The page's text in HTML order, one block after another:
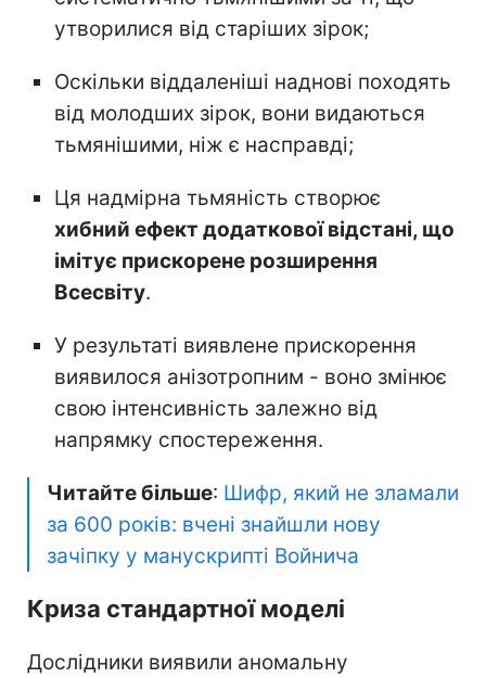
утворилися від старіших зірок;
Оскільки віддаленіші наднові походять
від молодших зірок, вони видаються
тьмянішими, ніж є насправді;
Ця надмірна тьмяність створює
хибний ефект додаткової відстані, що
імітує прискорене розширення
Всесвіту.
У результаті виявлене прискорення
виявилося анізотропним - воно змінює
свою інтенсивність залежно від
напрямку спостереження.
Читайте більше: Шифр, який не зламали
за 600 років: вчені знайшли нову
зачіпку у манускрипті Войнича
Криза стандартної моделі
Дослідники виявили аномальну